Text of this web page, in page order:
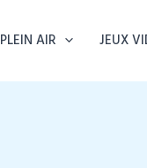
PLEIN AIR JEUX